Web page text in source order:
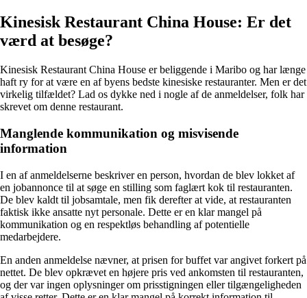
Kinesisk Restaurant China House: Er det
værd at besøge?
Kinesisk Restaurant China House er beliggende i Maribo og har længe
haft ry for at være en af byens bedste kinesiske restauranter. Men er det
virkelig tilfældet? Lad os dykke ned i nogle af de anmeldelser, folk har
skrevet om denne restaurant.
Manglende kommunikation og misvisende
information
I en af anmeldelserne beskriver en person, hvordan de blev lokket af
en jobannonce til at søge en stilling som faglært kok til restauranten.
De blev kaldt til jobsamtale, men fik derefter at vide, at restauranten
faktisk ikke ansatte nyt personale. Dette er en klar mangel på
kommunikation og en respektløs behandling af potentielle
medarbejdere.
En anden anmeldelse nævner, at prisen for buffet var angivet forkert på
nettet. De blev opkrævet en højere pris ved ankomsten til restauranten,
og der var ingen oplysninger om prisstigningen eller tilgængeligheden